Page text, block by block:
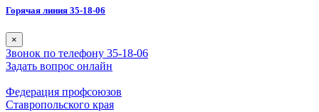
Горячая линия 35-18-06
×
Звонок по телефону 35-18-06
Задать вопрос онлайн
Федерация профсоюзов
Ставропольского края